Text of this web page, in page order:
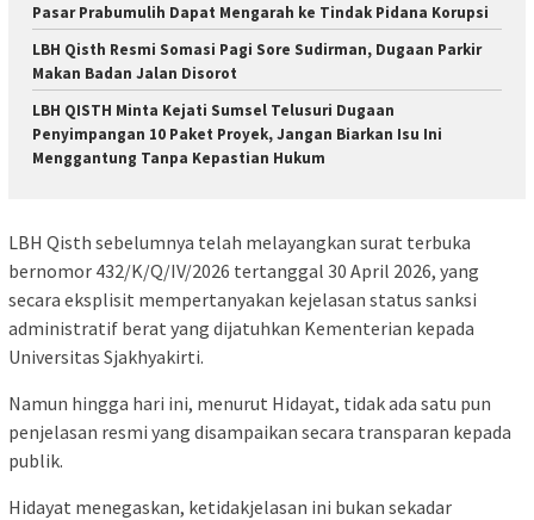
Pasar Prabumulih Dapat Mengarah ke Tindak Pidana Korupsi
LBH Qisth Resmi Somasi Pagi Sore Sudirman, Dugaan Parkir
Makan Badan Jalan Disorot
LBH QISTH Minta Kejati Sumsel Telusuri Dugaan
Penyimpangan 10 Paket Proyek, Jangan Biarkan Isu Ini
Menggantung Tanpa Kepastian Hukum
LBH Qisth sebelumnya telah melayangkan surat terbuka
bernomor 432/K/Q/IV/2026 tertanggal 30 April 2026, yang
secara eksplisit mempertanyakan kejelasan status sanksi
administratif berat yang dijatuhkan Kementerian kepada
Universitas Sjakhyakirti.
Namun hingga hari ini, menurut Hidayat, tidak ada satu pun
penjelasan resmi yang disampaikan secara transparan kepada
publik.
Hidayat menegaskan, ketidakjelasan ini bukan sekadar